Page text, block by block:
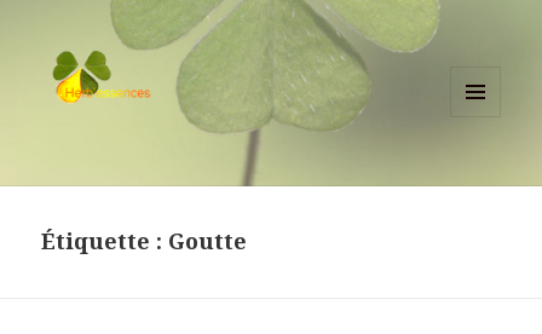
herbessences.fr
Étiquette : Goutte